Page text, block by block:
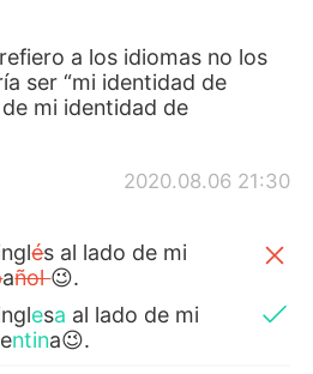
a los idiomas no los
ser “mi identidad de
mi identidad de
2020.08.06 21:30
és al lado de mi
añol😉.
esa al lado de mi
entina😉.